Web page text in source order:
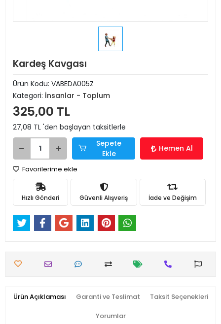
Kardeş Kavgası
Ürün Kodu: VABEDA005Z
Kategori: İnsanlar - Toplum
325,00 TL
27,08 TL 'den başlayan taksitlerle
Sepete
Ekle
Hemen Al
Favorilerime ekle
Hızlı Gönderi Güvenli Alışveriş İade ve Değişim
Ürün Açıklaması Garanti ve Teslimat Taksit Seçenekleri
Yorumlar